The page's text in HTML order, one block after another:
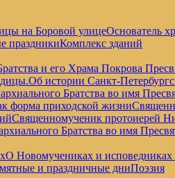
на Боровой улицеОснователь
праздникиКомплекс зданий
и его Храма Покрова
Об истории Санкт-
Братства во имя
форма приходской жизни
Священномученик протоиерей
Братства во имя
О Новомучениках и исповедниках
и праздничные дниПоэзия